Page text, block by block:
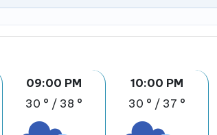
09:00 PM
30 ° / 38 °
10:00 PM
30 ° / 37 °